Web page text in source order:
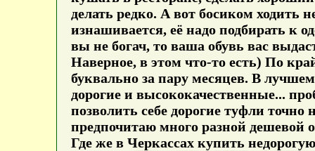
делать редко. А вот босиком
изнашивается, её надо подбирать к
вы не богач, то ваша обувь вас
Наверное, в этом что-то есть) По
буквально за пару месяцев. В
дорогие и высококачественные...
позволить себе дорогие туфли точно
предпочитаю много разной дешевой
Где же в Черкассах купить